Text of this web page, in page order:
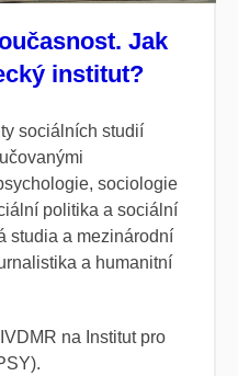
Jak
institut?
sociálních studií
sociologie
politika a sociální
studia a mezinárodní
a humanitní
na Institut pro